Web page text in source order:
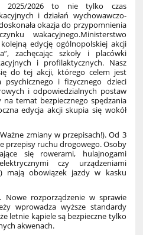
2025/2026 to nie tylko czas
i działań wychowawczo-
okazja do przypomnienia
wakacyjnego.Ministerstwo
edycję ogólnopolskiej akcji
zachęcając szkoły i placówki
i profilaktycznych. Nasz
do tej akcji, którego celem jest
psychicznego i fizycznego dzieci
i odpowiedzialnych postaw
temat bezpiecznego spędzania
edycja akcji skupia się wokół
zmiany w przepisach!). Od 3
przepisy ruchu drogowego. Osoby
się rowerami, hulajnogami
czy urządzeniami
mają obowiązek jazdy w kasku
Nowe rozporządzenie w sprawie
wprowadza wyższe standardy
letnie kąpiele są bezpieczne tylko
akwenach.